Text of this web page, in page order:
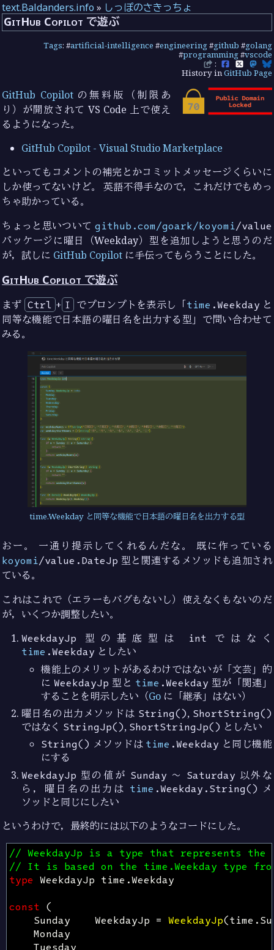
text.Baldanders.info » しっぽのさきっちょ
GitHub Copilot で遊ぶ
Tags: #artificial-intelligence #engineering#github #golang
#programming#vscode
:
History inGitHub Page
GitHub Copilotの無料版（制限あ
り）が開放されて VS Code 上で使え
るようになった。
GitHub Copilot - Visual Studio Marketplace
といってもコメントの補完とかコミットメッセージくらいに
しか使ってないけど。 英語不得手なので，これだけでもめっ
ちゃ助かっている。
ちょっと思いついて github.com/goark/koyomi/value
パッケージに曜日（Weekday）型を追加しようと思うのだ
が，試しに GitHub Copilot に手伝ってもらうことにした。
GitHub Copilot で遊ぶ
まず Ctrl + I でプロンプトを表示し「time .Weekday と
同等な機能で日本語の曜日名を出力する型」で問い合わせて
みる。
time.Weekday と同等な機能で日本語の曜日名を出力する型
おー。 一通り提示してくれるんだな。 既に作っている
koyomi/value.DateJp 型と関連するメソッドも追加され
ている。
これはこれで（エラーもバグもないし）使えなくもないのだ
が，いくつか調整したい。
WeekdayJp 型の基底型は int ではなく
time .Weekday としたい
機能上のメリットがあるわけではないが「文芸」的
にWeekdayJp 型と time .Weekday 型が「関連」
することを明示したい（Go に「継承」はない）
曜日名の出力メソッドは String(), ShortString()
ではなく StringJp(), ShortStringJp() としたい
String() メソッドは time .Weekday と同じ機能
にする
WeekdayJp 型の値が Sunday 〜 Saturday 以外な
ら，曜日名の出力は time .Weekday.String() メ
ソッドと同じにしたい
というわけで，最終的には以下のようなコードにした。
// WeekdayJp is a type that represents the
// It is based on the time.Weekday type
type WeekdayJp time .Weekday
const (
Sunday
WeekdayJp = WeekdayJp(time .
Monday
Tuesday